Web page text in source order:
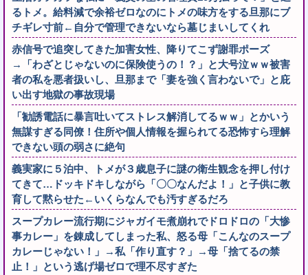
るトメ。給料減で余裕ゼロなのにトメの味方をする旦那にブ
チギレ寸前←自分で管理できないなら墓じまいしてくれ
赤信号で追突してきた加害女性、降りてこず謝罪ポーズ
→「わざとじゃないのに保険使うの！？」と大号泣ｗｗ被害
者の私を悪者扱いし、旦那まで「妻を強く言わないで」と庇
い出す地獄の事故現場
「勧誘電話に暴言吐いてストレス解消してるｗｗ」とかいう
無謀すぎる同僚！住所や個人情報を握られてる恐怖すら理解
できない頭の弱さに絶句
義実家に５泊中、トメが３歳息子に謎の衛生観念を押し付け
てきて…ドッキドキしながら「〇〇なんだよ！」と子供に教
育して黙らせた←いくらなんでも汚すぎるだろ
スープカレー流行期にジャガイモ煮崩れでドロドロの「大惨
事カレー」を錬成してしまった私、怒る母「こんなのスープ
カレーじゃない！」→私「作り直す？」→母「捨てるの禁
止！」という逃げ場ゼロで理不尽すぎた